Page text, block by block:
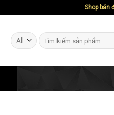
Shop bán
Search
for: